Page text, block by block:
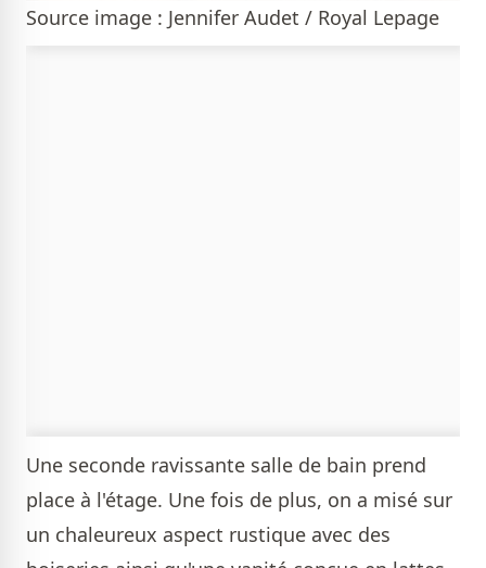
Source image : Jennifer Audet / Royal Lepage
Une seconde ravissante salle de bain prend
place à l'étage. Une fois de plus, on a misé sur
un chaleureux aspect rustique avec des